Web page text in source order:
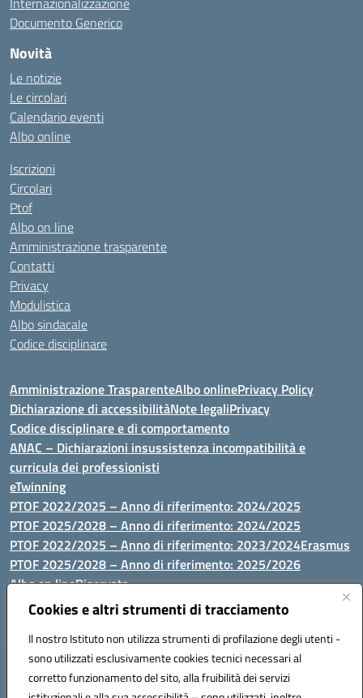
Cookies e altri strumenti di tracciamento
Il nostro Istituto non utilizza strumenti di profilazione degli utenti -
sono utilizzati esclusivamente cookies tecnici necessari al
corretto funzionamento del sito, alla fruibilità dei servizi
Documento Generico
Novità
Le notizie
Le circolari
Calendario eventi
Albo online
Iscrizioni
Circolari
Ptof
Albo on line
Amministrazione trasparente
Contatti
Privacy
Modulistica
Albo sindacale
Codice disciplinare
Amministrazione TrasparenteAlbo onlinePrivacy Policy
Dichiarazione di accessibilitàNote legaliPrivacy
Codice disciplinare e di comportamento
ANAC – Dichiarazioni insussistenza incompatibilità e
curricula dei professionisti
eTwinning
PTOF 2022/2025 – Anno di riferimento: 2024/2025
PTOF 2025/2028 – Anno di riferimento: 2024/2025
PTOF 2022/2025 – Anno di riferimento: 2023/2024Erasmus
PTOF 2025/2028 – Anno di riferimento: 2025/2026
Albo on lineRiservata
P.N. Dotazione di attrezzature per le palestre
Via Luna e Sole, 44 07100, Sassari - Tel 079293287 - Fax 0793764116
- Mail: ssvc010009@istruzione.it - PEC: ssvc010009@pec.istruzione.it